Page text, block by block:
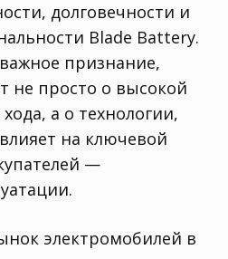
долговечности и
Blade Battery.
признание,
не просто о высокой
а о технологии,
на ключевой
—
электромобилей в